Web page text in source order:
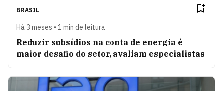
BRASIL
Há 3 meses • 1 min de leitura
Reduzir subsídios na conta de energia é
maior desafio do setor, avaliam especialistas